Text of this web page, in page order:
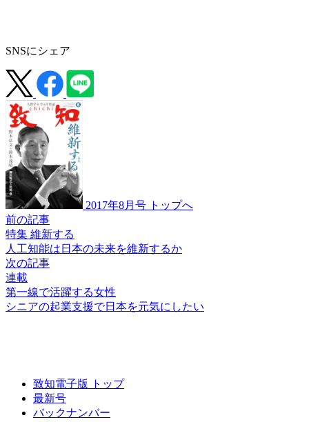
SNSにシェア
2017年8月号 トップへ
前の記事
特集 維新する
人工知能は 日本の未来を維新するか
次の記事
連載
第一線で活躍する女性
シニアの起業支援で日本を元気にしたい
致知電子版 トップ
最新号
バックナンバー